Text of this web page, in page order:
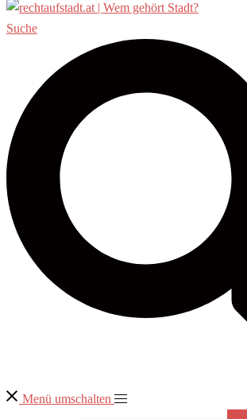
Suche
Menü umschalten